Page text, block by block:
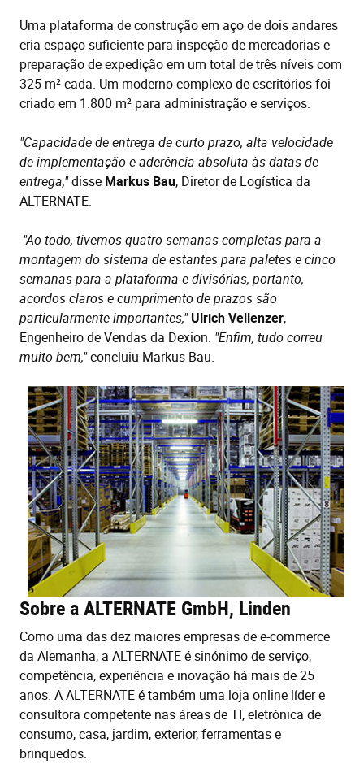
Uma plataforma de construção em aço de dois andares
cria espaço suficiente para inspeção de mercadorias e
preparação de expedição em um total de três níveis com
325 m² cada. Um moderno complexo de escritórios foi
criado em 1.800 m² para administração e serviços.
"Capacidade de entrega de curto prazo, alta velocidade
de implementação e aderência absoluta às datas de
entrega,"disse Markus Bau, Diretor de Logística da
ALTERNATE.
"Ao todo, tivemos quatro semanas completas para a
montagem do sistema de estantes para paletes e cinco
semanas para a plataforma e divisórias, portanto,
acordos claros e cumprimento de prazos são
particularmente importantes," Ulrich Vellenzer,
Engenheiro de Vendas da Dexion. "Enfim, tudo correu
muito bem,"concluiu Markus Bau.
Sobre a ALTERNATE GmbH, Linden
Como uma das dez maiores empresas de e-commerce
da Alemanha, a ALTERNATE é sinónimo de serviço,
competência, experiência e inovação há mais de 25
anos. A ALTERNATE é também uma loja online líder e
consultora competente nas áreas de TI, eletrónica de
consumo, casa, jardim, exterior, ferramentas e
brinquedos.